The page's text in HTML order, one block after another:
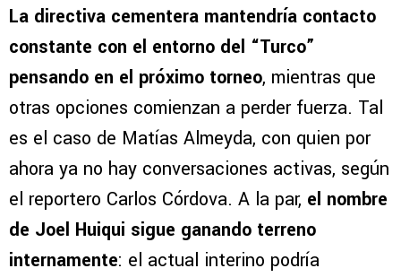
La directiva cementera mantendría contacto
constante con el entorno del “Turco”
pensando en el próximo torneo, mientras que
otras opciones comienzan a perder fuerza. Tal
es el caso de Matías Almeyda, con quien por
ahora ya no hay conversaciones activas, según
el reportero Carlos Córdova. A la par, el nombre
de Joel Huiqui sigue ganando terreno
internamente: el actual interino podría